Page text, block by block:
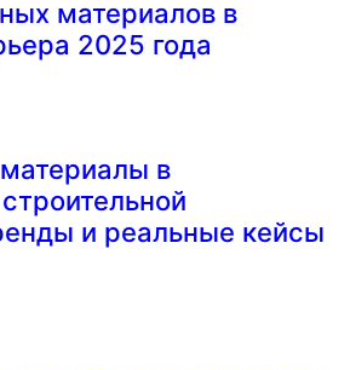
материалов в
2025 года
в
и реальные кейсы